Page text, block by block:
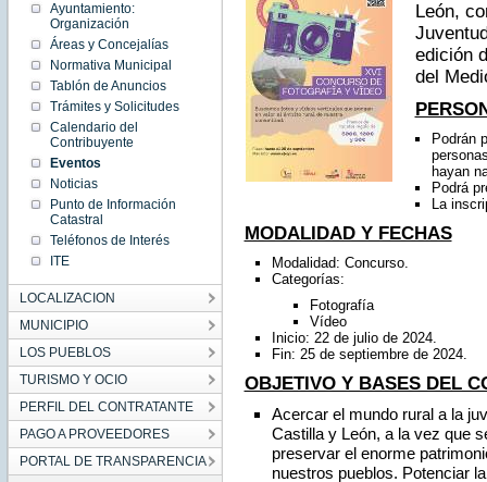
Ayuntamiento:
Organización
Áreas y Concejalías
Normativa Municipal
Tablón de Anuncios
Trámites y Solicitudes
Calendario del
Contribuyente
Eventos
Noticias
Punto de Información
Catastral
Teléfonos de Interés
ITE
LOCALIZACION
MUNICIPIO
LOS PUEBLOS
TURISMO Y OCIO
PERFIL DEL CONTRATANTE
PAGO A PROVEEDORES
PORTAL DE TRANSPARENCIA
22
09:49:00
CEST
2024
Mon Jul
22
09:49:00
CEST
2024
León,
edición
del
Podrán
hayan
Podrá
La
MODALIDAD Y FECHAS
Modalidad: Concurso.
Categorías:
Fotografía
Vídeo
Inicio: 22 de julio de 2024.
Fin: 25 de septiembre de 2024.
OBJETIVO Y BASES DEL
Acercar el mundo rural a la
Castilla y León, a la vez que
preservar el enorme
nuestros pueblos. Potenciar